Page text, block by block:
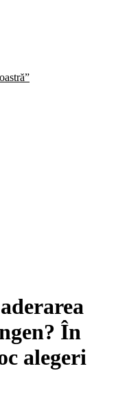
În
alegeri